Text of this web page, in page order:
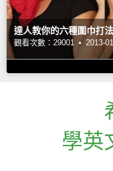
達人教你的六種圍巾打法
觀看次數：29001 • 2013-
學英